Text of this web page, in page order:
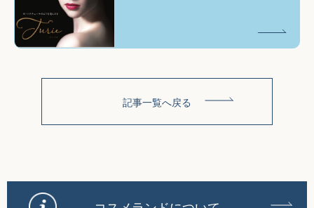
記事一覧へ戻る